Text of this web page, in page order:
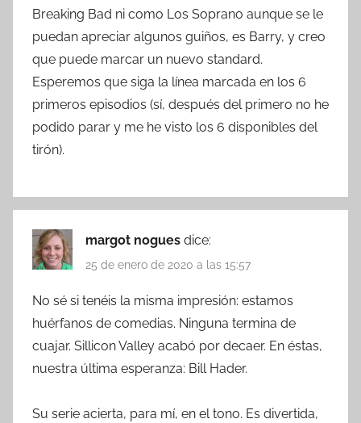
Breaking Bad ni como Los Soprano aunque se le
puedan apreciar algunos guiños, es Barry, y creo
que puede marcar un nuevo standard.
Esperemos que siga la línea marcada en los 6
primeros episodios (sí, después del primero no he
podido parar y me he visto los 6 disponibles del
tirón).
margot nogues dice:
25 de enero de 2020 a las 15:57
No sé si tenéis la misma impresión: estamos
huérfanos de comedias. Ninguna termina de
cuajar. Sillicon Valley acabó por decaer. En éstas,
nuestra última esperanza: Bill Hader.
Su serie acierta, para mí, en el tono. Es divertida,